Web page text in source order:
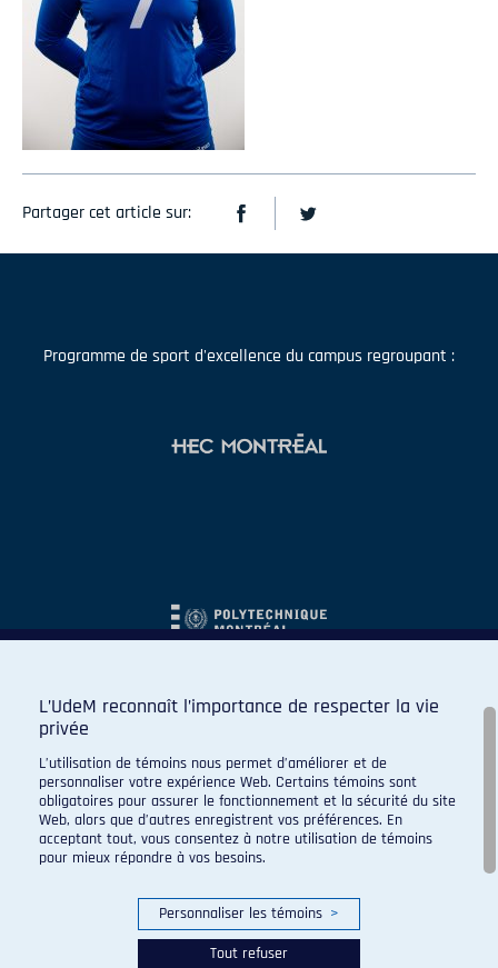
Partager cet article sur:
Programme de sport d'excellence du campus regroupant :
L’UdeM reconnaît l’importance de respecter la vie
privée
L’utilisation de témoins nous permet d’améliorer et de
personnaliser votre expérience Web. Certains témoins sont
obligatoires pour assurer le fonctionnement et la sécurité du site
Web, alors que d’autres enregistrent vos préférences. En
acceptant tout, vous consentez à notre utilisation de témoins
pour mieux répondre à vos besoins.
Personnaliser les témoins >
Tout refuser